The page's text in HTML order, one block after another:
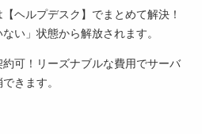
ヘルプデスク】でまとめて解決！
い」状態から解放されます。
可！リーズナブルな費用でサーバ
きます。